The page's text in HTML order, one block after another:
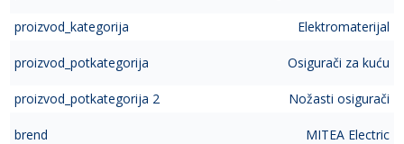
proizvod_kategorija Elektromaterijal
proizvod_potkategorija Osigurači za kuću
proizvod_potkategorija 2 Nožasti osigurači
brend MITEA Electric